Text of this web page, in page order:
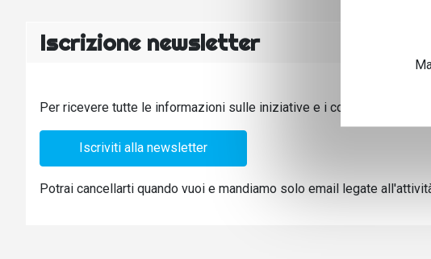
Iscrizione newsletter
Per ricevere tutte le informazioni sulle iniziative e i corsi del Canoa
Iscriviti alla newsletter
Potrai cancellarti quando vuoi e mandiamo solo email legate